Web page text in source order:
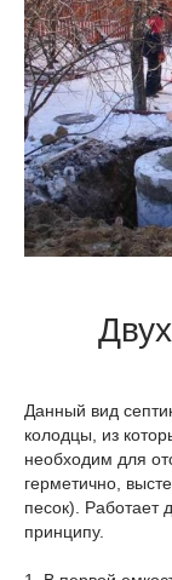
Данный вид
колодцы, из
необходим для
герметично,
песок). Работает
принципу.